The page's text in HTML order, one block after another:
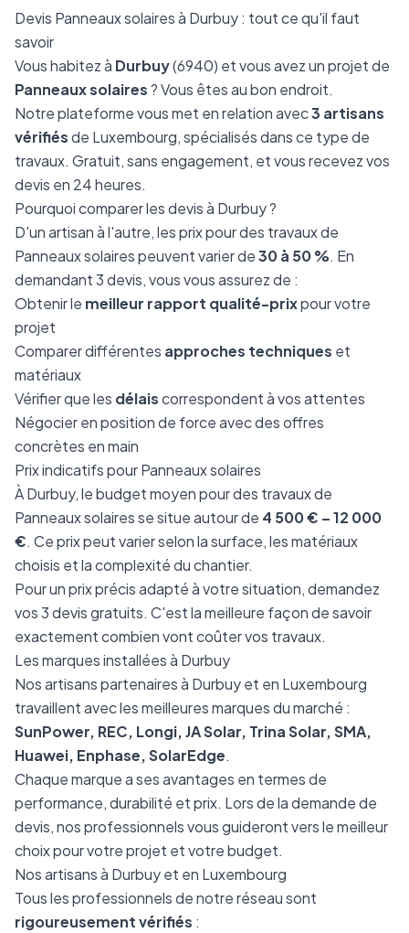
Devis Panneaux solaires à Durbuy : tout ce qu'il faut
savoir
Vous habitez à Durbuy(6940) et vous avez un projet de
Panneaux solaires? Vous êtes au bon endroit.
Notre plateforme vous met en relation avec3 artisans
vérifiésde Luxembourg, spécialisés dans ce type de
travaux. Gratuit, sans engagement, et vous recevez vos
devis en 24 heures.
Pourquoi comparer les devis à Durbuy ?
D'un artisan à l'autre, les prix pour des travaux de
Panneaux solaires peuvent varier de30 à 50 %. En
demandant 3 devis, vous vous assurez de :
Obtenir le meilleur rapport qualité-prixpour votre
projet
Comparer différentes approches techniques et
matériaux
Vérifier que les délaiscorrespondent à vos attentes
Négocier en position de force avec des offres
concrètes en main
Prix indicatifs pour Panneaux solaires
À Durbuy, le budget moyen pour des travaux de
Panneaux solaires se situe autour de 4 500 € – 12 000
€. Ce prix peut varier selon la surface, les matériaux
choisis et la complexité du chantier.
Pour un prix précis adapté à votre situation, demandez
vos 3 devis gratuits. C'est la meilleure façon de savoir
exactement combien vont coûter vos travaux.
Les marques installées à Durbuy
Nos artisans partenaires à Durbuy et en Luxembourg
travaillent avec les meilleures marques du marché :
SunPower, REC, Longi, JA Solar, Trina Solar, SMA,
Huawei, Enphase, SolarEdge.
Chaque marque a ses avantages en termes de
performance, durabilité et prix. Lors de la demande de
devis, nos professionnels vous guideront vers le meilleur
choix pour votre projet et votre budget.
Nos artisans à Durbuy et en Luxembourg
Tous les professionnels de notre réseau sont
rigoureusement vérifiés :